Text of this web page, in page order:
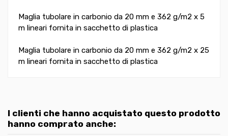
Maglia tubolare in carbonio da 20 mm e 362 g/m2 x 5
m lineari fornita in sacchetto di plastica
Maglia tubolare in carbonio da 20 mm e 362 g/m2 x 25
m lineari fornita in sacchetto di plastica
I clienti che hanno acquistato questo prodotto
hanno comprato anche: